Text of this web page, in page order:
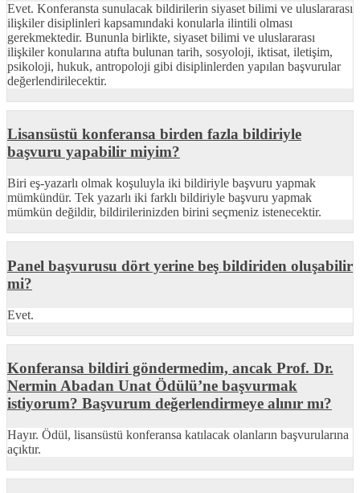
Evet. Konferansta sunulacak bildirilerin siyaset bilimi ve uluslararası
ilişkiler disiplinleri kapsamındaki konularla ilintili olması
gerekmektedir. Bununla birlikte, siyaset bilimi ve uluslararası
ilişkiler konularına atıfta bulunan tarih, sosyoloji, iktisat, iletişim,
psikoloji, hukuk, antropoloji gibi disiplinlerden yapılan başvurular
değerlendirilecektir.
Lisansüstü konferansa birden fazla bildiriyle
başvuru yapabilir miyim?
Biri eş-yazarlı olmak koşuluyla iki bildiriyle başvuru yapmak
mümkündür. Tek yazarlı iki farklı bildiriyle başvuru yapmak
mümkün değildir, bildirilerinizden birini seçmeniz istenecektir.
Panel başvurusu dört yerine beş bildiriden oluşabilir
mi?
Evet.
Konferansa bildiri göndermedim, ancak Prof. Dr.
Nermin Abadan Unat Ödülü’ne başvurmak
istiyorum? Başvurum değerlendirmeye alınır mı?
Hayır. Ödül, lisansüstü konferansa katılacak olanların başvurularına
açıktır.